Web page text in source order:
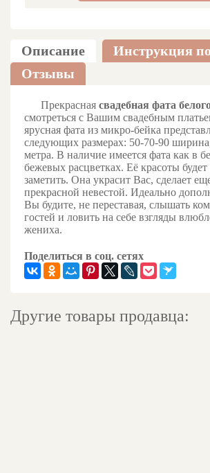
Описание
Инструкция
Отзывы
Прекрасная свадебная фата
смотреться с Вашим свадебным
ярусная фата из микро-бейка
следующих размерах: 50-70-90
метра. В наличие имеется фата как в
бежевых расцветках. Её красоты
заметить. Она украсит Вас, сделает
прекрасной невестой. Идеально
Вы будите, не переставая, слышать
гостей и ловить на себе взгляды
жениха.
Поделиться в соц. сетях
Другие товары продавца: